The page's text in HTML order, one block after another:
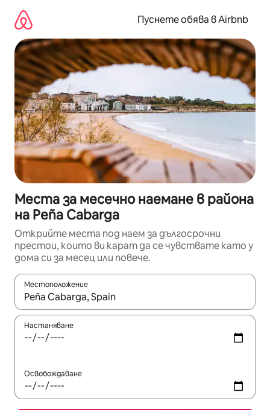
съдържанието
Пуснете обява в Airbnb
Места за месечно наемане в района
на Peña Cabarga
Открийте места под наем за дългосрочни
престои, които ви карат да се чувствате като у
дома си за месец или повече.
Местоположение
Когато резултатите се покажат, използвайте
Настаняване
Освобождаване